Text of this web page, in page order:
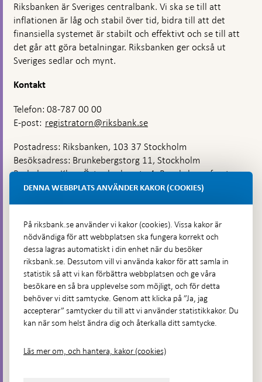
Riksbanken är Sveriges centralbank. Vi ska se till att
inflationen är låg och stabil över tid, bidra till att det
finansiella systemet är stabilt och effektivt och se till att
det går att göra betalningar. Riksbanken ger också ut
Sveriges sedlar och mynt.
Kontakt
Telefon: 08-787 00 00
E-post: registratorn@riksbank.se
Postadress: Riksbanken, 103 37 Stockholm
Besöksadress: Brunkebergstorg 11, Stockholm
Budadress: Klara Östra kyrkogata 4, Brunkebergsfaret,
Lastplats 6
Hitta direkt
Frågor och svar-
Öppnas
i
ny
flik
Till Riksbankens webbarkiv-
Öppnas
i
ny
Presskontakt
Integritetspolicy
DENNA WEBBPLATS ANVÄNDER KAKOR (COOKIES)
På riksbank.se använder vi kakor (cookies). Vissa kakor är
nödvändiga för att webbplatsen ska fungera korrekt och
dessa lagras automatiskt i din enhet när du besöker
riksbank.se. Dessutom vill vi använda kakor för att samla in
statistik så att vi kan förbättra webbplatsen och ge våra
besökare en så bra upplevelse som möjligt, och för detta
behöver vi ditt samtycke. Genom att klicka på ”Ja, jag
accepterar” samtycker du till att vi använder statistikkakor. Du
kan när som helst ändra dig och återkalla ditt samtycke.
Läs mer om, och hantera, kakor (cookies)